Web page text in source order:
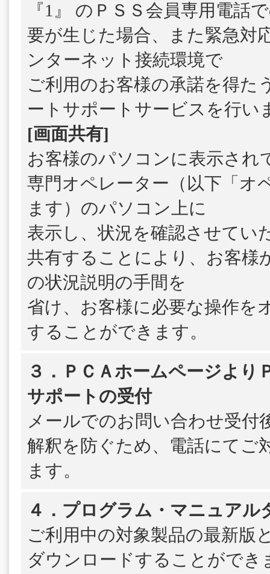
『1』 のＰＳＳ会員専用電話
要が生じた場合、また緊急対
ンターネット接続環境で
ご利用のお客様の承諾を得た
ートサポートサービスを行い
[画面共有]
お客様のパソコンに表示され
専門オペレーター（以下「オ
ます）のパソコン上に
表示し、状況を確認させてい
共有することにより、お客様
の状況説明の手間を
省け、お客様に必要な操作を
することができます。
３．ＰＣＡホームページより
サポートの受付
メールでのお問い合わせ受付
解釈を防ぐため、電話にてご
ます。
４．プログラム・マニュアル
ご利用中の対象製品の最新版
ダウンロードすることができ